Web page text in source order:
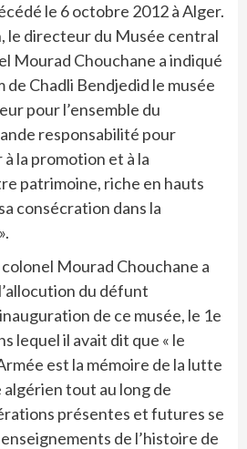
le 6 octobre 2012 à Alger.
le directeur du Musée central
Mourad Chouchane a indiqué
de Chadli Bendjedid le musée
pour l’ensemble du
responsabilité pour
la promotion et à la
patrimoine, riche en hauts
consécration dans la
Mourad Chouchane a
du défunt
de ce musée, le 1e
lequel il avait dit que « le
est la mémoire de la lutte
tout au long de
présentes et futures se
de l’histoire de